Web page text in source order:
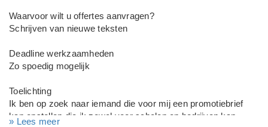
Waarvoor wilt u offertes aanvragen?
Schrijven van nieuwe teksten
Deadline werkzaamheden
Zo spoedig mogelijk
Toelichting
Ik ben op zoek naar iemand die voor mij een promotiebrief
kan opstellen die ik zowel voor scholen en bedrijven kan
» Lees meer